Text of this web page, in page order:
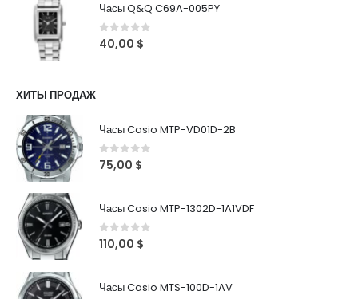
Часы Q&Q C69A-005PY
0 out of 5
40,00 $
ХИТЫ ПРОДАЖ
Часы Casio MTP-VD01D-2B
0out of 5
75,00 $
Часы Casio MTP-1302D-1A1VDF
0out of 5
110,00 $
Часы Casio MTS-100D-1AV